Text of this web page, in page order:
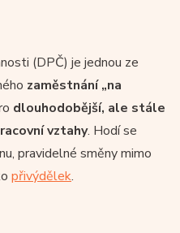
(DPČ) je jednou ze
zaměstnání „na
dlouhodobější, ale stále
vztahy. Hodí se
pravidelné směny mimo
přivýdělek.